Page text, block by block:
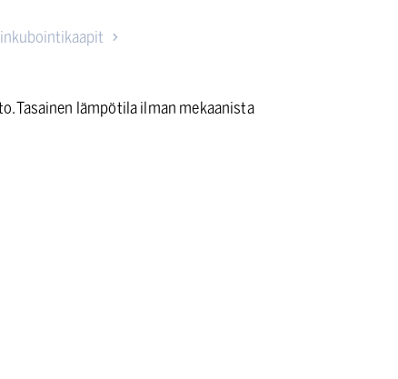
Tasainen lämpötila ilman mekaanista